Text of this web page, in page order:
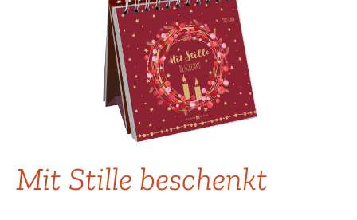
Mit Stille beschenkt